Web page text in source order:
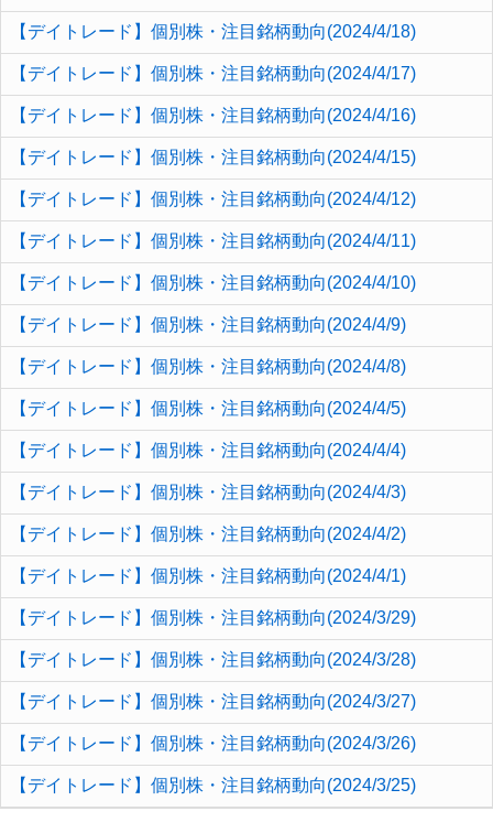
【デイトレード】個別株・注目銘柄動向(2024/4/18)
【デイトレード】個別株・注目銘柄動向(2024/4/17)
【デイトレード】個別株・注目銘柄動向(2024/4/16)
【デイトレード】個別株・注目銘柄動向(2024/4/15)
【デイトレード】個別株・注目銘柄動向(2024/4/12)
【デイトレード】個別株・注目銘柄動向(2024/4/11)
【デイトレード】個別株・注目銘柄動向(2024/4/10)
【デイトレード】個別株・注目銘柄動向(2024/4/9)
【デイトレード】個別株・注目銘柄動向(2024/4/8)
【デイトレード】個別株・注目銘柄動向(2024/4/5)
【デイトレード】個別株・注目銘柄動向(2024/4/4)
【デイトレード】個別株・注目銘柄動向(2024/4/3)
【デイトレード】個別株・注目銘柄動向(2024/4/2)
【デイトレード】個別株・注目銘柄動向(2024/4/1)
【デイトレード】個別株・注目銘柄動向(2024/3/29)
【デイトレード】個別株・注目銘柄動向(2024/3/28)
【デイトレード】個別株・注目銘柄動向(2024/3/27)
【デイトレード】個別株・注目銘柄動向(2024/3/26)
【デイトレード】個別株・注目銘柄動向(2024/3/25)